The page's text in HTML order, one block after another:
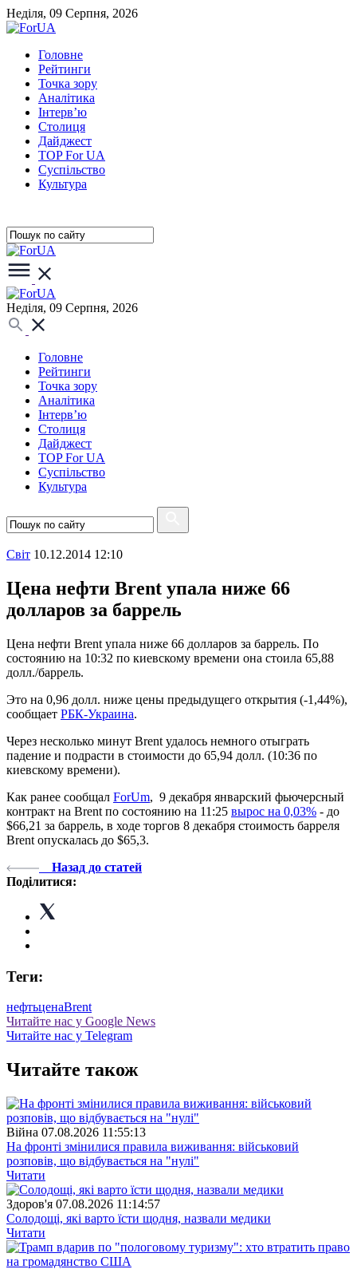
Неділя, 09 Серпня, 2026
Головне
Рейтинги
Точка зору
Аналітика
Інтерв’ю
Столиця
Дайджест
TOP For UA
Суспiльство
Культура
Неділя, 09 Серпня, 2026
Головне
Рейтинги
Точка зору
Аналітика
Інтерв’ю
Столиця
Дайджест
TOP For UA
Суспiльство
Культура
Свiт 10.12.2014 12:10
Цена нефти Brent упала ниже 66
долларов за баррель
Цена нефти Brent упала ниже 66 долларов за баррель. По
состоянию на 10:32 по киевскому времени она стоила 65,88
долл./баррель.
Это на 0,96 долл. ниже цены предыдущего открытия (-1,44%),
сообщает РБК-Украина.
Через несколько минут Brent удалось немного отыграть
падение и подрасти в стоимости до 65,94 долл. (10:36 по
киевскому времени).
Как ранее сообщал ForUm, 9 декабря январский фьючерсный
контракт на Brent по состоянию на 11:25 вырос на 0,03% - до
$66,21 за баррель, в ходе торгов 8 декабря стоимость барреля
Brent опускалась до $65,3.
Назад до статей
Поділитися:
Теги:
нефтьценаBrent
Читайте нас у Google News
Читайте нас у Telegram
Читайте також
Війна 07.08.2026 11:55:13
На фронті змінилися правила виживання: військовий
розповів, що відбувається на "нулі"
Читати
Здоров'я 07.08.2026 11:14:57
Солодощі, які варто їсти щодня, назвали медики
Читати